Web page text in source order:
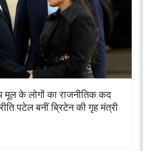
मूल के लोगों का राजनीतिक कद
पटेल बनीं ब्रिटेन की गृह मंत्री